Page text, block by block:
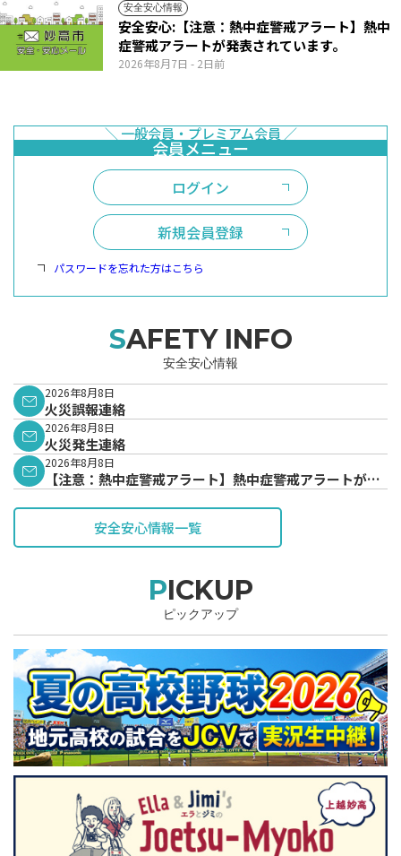
安全安心情報
2026年8月7日 - 2日前
安全安心:【注意：熱中症警戒アラート】熱中
症警戒アラートが発表されています。
ログイン
新規会員登録
パスワードを忘れた方はこちら
SAFETY INFO
安全安心情報
2026年8月8日
火災誤報連絡
2026年8月8日
火災発生連絡
2026年8月8日
【注意：熱中症警戒アラート】熱中症警戒アラートが発
安全安心情報一覧
PICKUP
ピックアップ